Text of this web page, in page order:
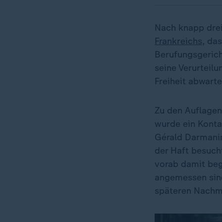
Nach knapp
Frankreichs,
seine
Freiheit
Zu den
wurde ein
Gérald
der Haft
vorab damit
angemessen
späteren